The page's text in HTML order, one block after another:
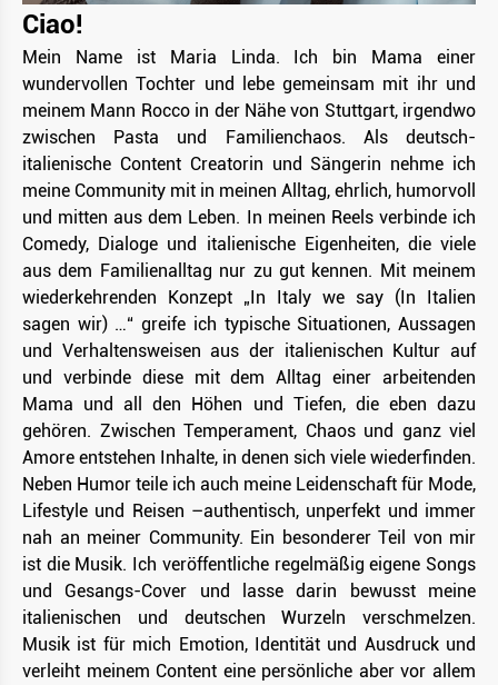
Ciao!
Mein Name ist Maria Linda. Ich bin Mama einer
wundervollen Tochter und lebe gemeinsam mit ihr und
meinem Mann Rocco in der Nähe von Stuttgart, irgendwo
zwischen Pasta und Familienchaos. Als deutsch-
italienische Content Creatorin und Sängerin nehme ich
meine Community mit in meinen Alltag, ehrlich, humorvoll
und mitten aus dem Leben. In meinen Reels verbinde ich
Comedy, Dialoge und italienische Eigenheiten, die viele
aus dem Familienalltag nur zu gut kennen. Mit meinem
wiederkehrenden Konzept „In Italy we say (In Italien
sagen wir) …“ greife ich typische Situationen, Aussagen
und Verhaltensweisen aus der italienischen Kultur auf
und verbinde diese mit dem Alltag einer arbeitenden
Mama und all den Höhen und Tiefen, die eben dazu
gehören. Zwischen Temperament, Chaos und ganz viel
Amore entstehen Inhalte, in denen sich viele wiederfinden.
Neben Humor teile ich auch meine Leidenschaft für Mode,
Lifestyle und Reisen –authentisch, unperfekt und immer
nah an meiner Community. Ein besonderer Teil von mir
ist die Musik. Ich veröffentliche regelmäßig eigene Songs
und Gesangs-Cover und lasse darin bewusst meine
italienischen und deutschen Wurzeln verschmelzen.
Musik ist für mich Emotion, Identität und Ausdruck und
verleiht meinem Content eine persönliche aber vor allem